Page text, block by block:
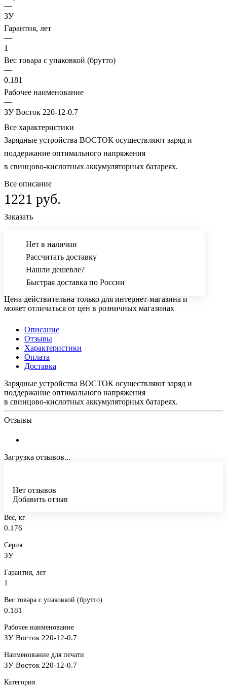
—
ЗУ
Гарантия, лет
—
1
Вес товара с упаковкой (брутто)
—
0.181
Рабочее наименование
—
ЗУ Восток 220-12-0.7
Все характеристики
Зарядные устройства ВОСТОК осуществляют заряд и
поддержание оптимального напряжения
в свинцово-кислотных аккумуляторных батареях.
Все описание
1221 руб.
Заказать
Нет в наличии
Рассчитать доставку
Нашли дешевле?
Быстрая доставка по России
Цена действительна только для интернет-магазина и
может отличаться от цен в розничных магазинах
Описание
Отзывы
Характеристики
Оплата
Доставка
Зарядные устройства ВОСТОК осуществляют заряд и
поддержание оптимального напряжения
в свинцово-кислотных аккумуляторных батареях.
Отзывы
Загрузка отзывов...
Нет отзывов
Добавить отзыв
Вес, кг
0.176
Серия
ЗУ
Гарантия, лет
1
Вес товара с упаковкой (брутто)
0.181
Рабочее наименование
ЗУ Восток 220-12-0.7
Наименование для печати
ЗУ Восток 220-12-0.7
Категория